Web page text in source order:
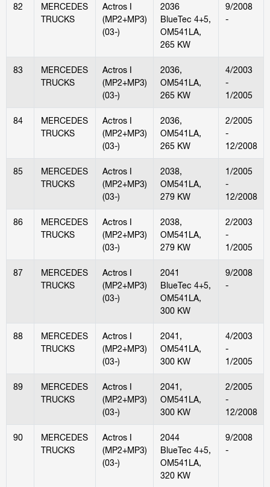
82
MERCEDES
TRUCKS
Actros I
(MP2+MP3)
(03-)
2036
BlueTec 4+5,
OM541LA,
265 KW
9/2008
-
83
MERCEDES
TRUCKS
Actros I
(MP2+MP3)
(03-)
2036,
OM541LA,
265 KW
4/2003
-
1/2005
84
MERCEDES
TRUCKS
Actros I
(MP2+MP3)
(03-)
2036,
OM541LA,
265 KW
2/2005
-
12/2008
85
MERCEDES
TRUCKS
Actros I
(MP2+MP3)
(03-)
2038,
OM541LA,
279 KW
1/2005
-
12/2008
86
MERCEDES
TRUCKS
Actros I
(MP2+MP3)
(03-)
2038,
OM541LA,
279 KW
2/2003
-
1/2005
87
MERCEDES
TRUCKS
Actros I
(MP2+MP3)
(03-)
2041
BlueTec 4+5,
OM541LA,
300 KW
9/2008
-
88
MERCEDES
TRUCKS
Actros I
(MP2+MP3)
(03-)
2041,
OM541LA,
300 KW
4/2003
-
1/2005
89
MERCEDES
TRUCKS
Actros I
(MP2+MP3)
(03-)
2041,
OM541LA,
300 KW
2/2005
-
12/2008
90
MERCEDES
TRUCKS
Actros I
(MP2+MP3)
(03-)
2044
BlueTec 4+5,
OM541LA,
320 KW
9/2008
-